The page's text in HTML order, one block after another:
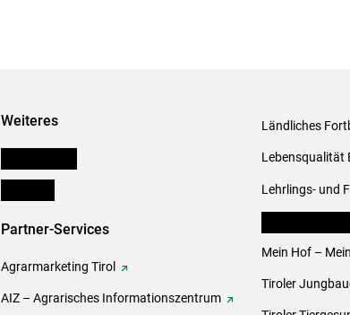
Weiteres
Partner-Services
Agrarmarketing Tirol
AIZ – Agrarisches Informationszentrum
Ländliches
Lebensqualität
Lehrlings- und
Mein Hof –
Tiroler